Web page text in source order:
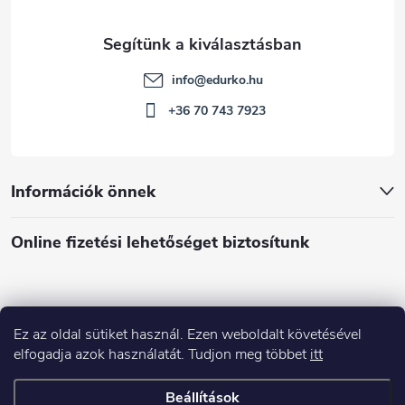
Ez az oldal sütiket használ. Ezen weboldalt követésével
elfogadja azok használatát. Tudjon meg többet itt
Beállítások
Információk önnek
Online fizetési lehetőséget biztosítunk
Á
r
u
info@edurko.hu
+36 70 743 7923